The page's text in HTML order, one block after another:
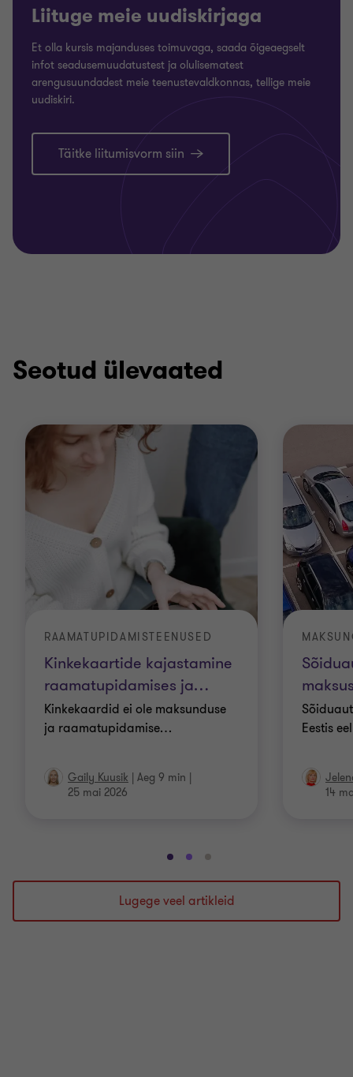
Liituge meie uudiskirjaga
Et olla kursis majanduses toimuvaga, saada õigeaegselt
infot seadusemuudatustest ja olulisematest
arengusuundadest meie teenustevaldkonnas, tellige meie
uudiskiri.
Täitke liitumisvorm siin
Seotud ülevaated
Kinkekaartide kajastamine
raamatupidamises ja…
RAAMATUPIDAMISTEENUSED
Kinkekaardid ei ole maksunduse
ja raamatupidamise…
Gaily Kuusik | Aeg 9 min |
25 mai 2026
Eestis
14
Mine
slaidile
1
/
Mine
slaidile
2
/
Mine
slaidile
3
/
Lugege veel artikleid